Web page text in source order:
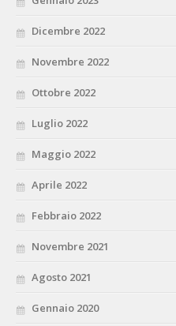
Dicembre 2022
Novembre 2022
Ottobre 2022
Luglio 2022
Maggio 2022
Aprile 2022
Febbraio 2022
Novembre 2021
Agosto 2021
Gennaio 2020